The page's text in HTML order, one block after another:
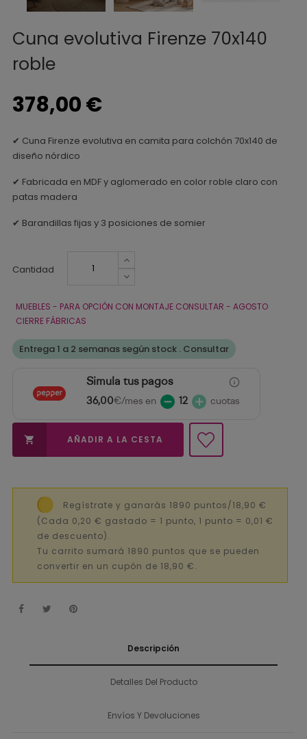
Cuna evolutiva Firenze 70x140
roble
378,00 €
✔ Cuna Firenze evolutiva en camita para colchón 70x140 de
diseño nórdico
✔ Fabricada en MDF y aglomerado en color roble claro con
patas madera
✔ Barandillas fijas y 3 posiciones de somier
Cantidad
MUEBLES - PARA OPCIÓN CON MONTAJE CONSULTAR - AGOSTO
CIERRE FÁBRICAS
Entrega 1 a 2 semanas según stock . Consultar
Simula tus pagos
36,00€/mes en 12 cuotas
 AÑADIR A LA CESTA
Regístrate y ganarás 1890 puntos/18,90 €
(Cada 0,20 € gastado = 1 punto, 1 punto = 0,01 €
de descuento).
Tu carrito sumará 1890 puntos que se pueden
convertir en un cupón de 18,90 €.
Descripción
Detalles Del Producto
Envíos Y Devoluciones